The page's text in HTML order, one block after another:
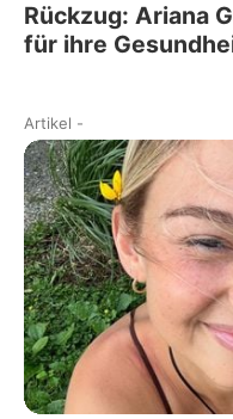
Rückzug: Ariana
für ihre
Artikel -